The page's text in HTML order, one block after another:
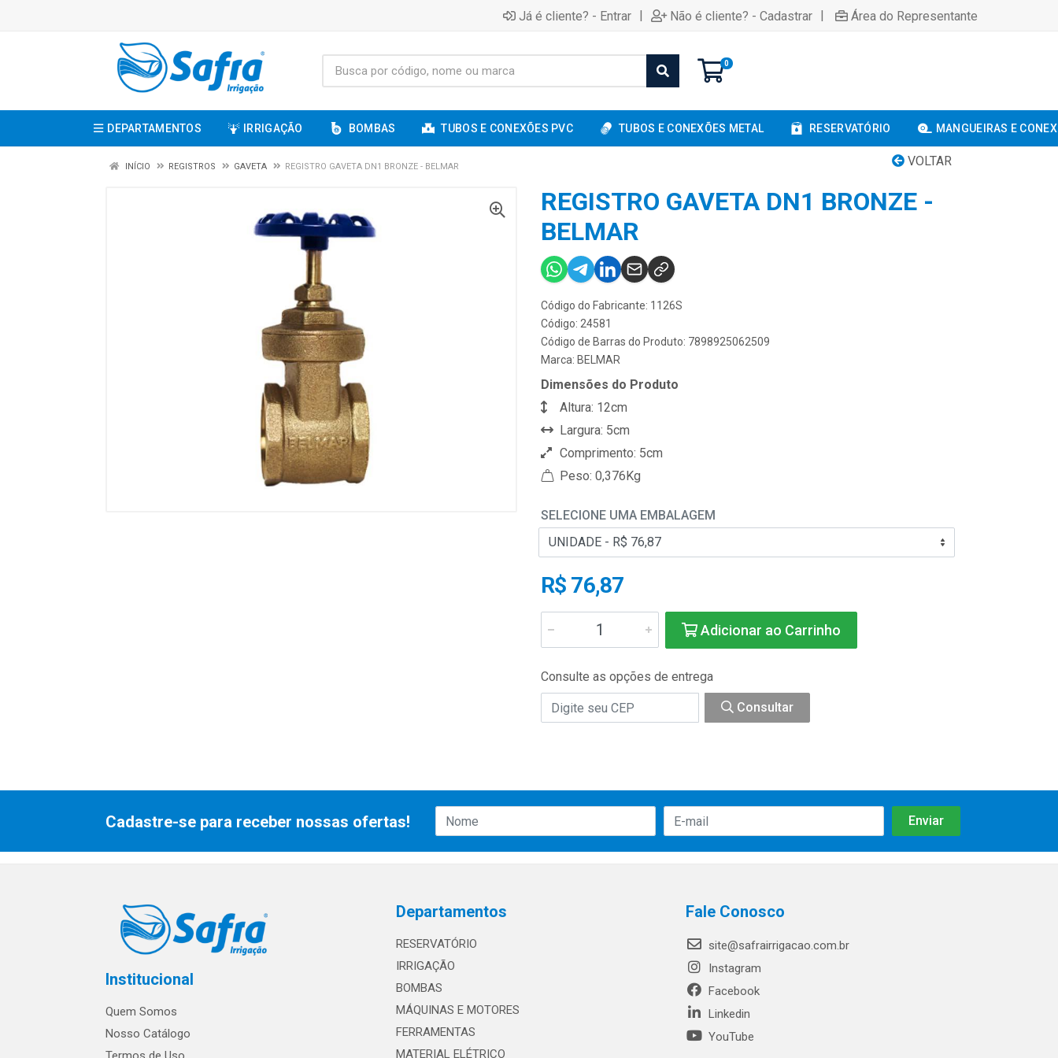
Já é cliente? - Entrar | Não é cliente? - Cadastrar | Área do Representante
0
DEPARTAMENTOS IRRIGAÇÃO BOMBAS TUBOS E CONEXÕES PVC TUBOS E CONEXÕES METAL RESERVATÓRIO MANGUEIRAS E
VOLTAR
INÍCIO REGISTROS GAVETA REGISTRO GAVETA DN1 BRONZE - BELMAR
REGISTRO GAVETA DN1 BRONZE -
BELMAR
Código do Fabricante: 1126S
Código: 24581
Código de Barras do Produto: 7898925062509
Marca: BELMAR
Dimensões do Produto
Altura: 12cm
Largura: 5cm
Comprimento: 5cm
Peso: 0,376Kg
SELECIONE UMA EMBALAGEM
R$ 76,87
Adicionar ao Carrinho
Consulte as opções de entrega
Consultar
Cadastre-se para receber nossas ofertas!
Institucional
Quem Somos
Nosso Catálogo
Departamentos
RESERVATÓRIO
IRRIGAÇÃO
BOMBAS
MÁQUINAS E MOTORES
FERRAMENTAS
MATERIAL ELÉTRICO
Fale Conosco
site@safrairrigacao.com.br
Instagram
Facebook
Linkedin
YouTube